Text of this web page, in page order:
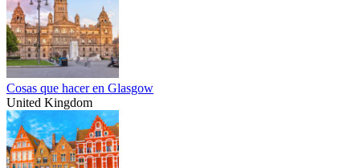
Cosas que hacer en Glasgow
United Kingdom